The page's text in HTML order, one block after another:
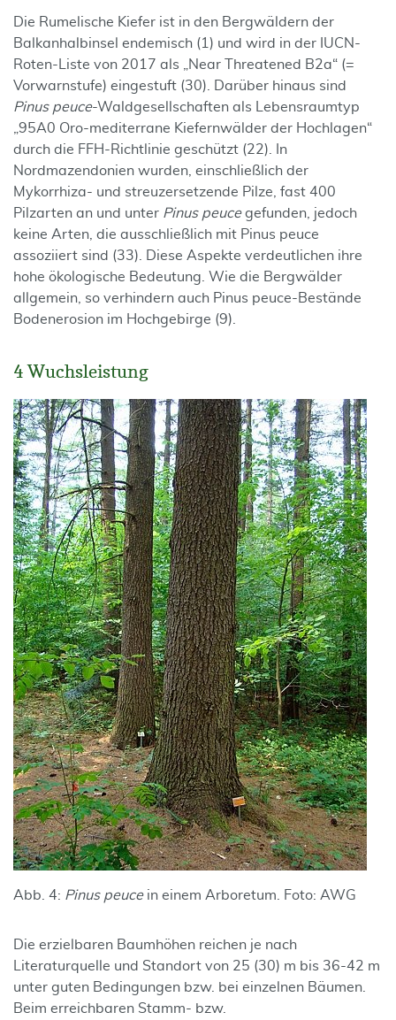
Die Rumelische Kiefer ist in den Bergwäldern der
Balkanhalbinsel endemisch (1) und wird in der IUCN-
Roten-Liste von 2017 als „Near Threatened B2a“ (=
Vorwarnstufe) eingestuft (30). Darüber hinaus sind
Pinus peuce-Waldgesellschaften als Lebensraumtyp
„95A0 Oro-mediterrane Kiefernwälder der Hochlagen“
durch die FFH-Richtlinie geschützt (22). In
Nordmazendonien wurden, einschließlich der
Mykorrhiza- und streuzersetzende Pilze, fast 400
Pilzarten an und unter Pinus peucegefunden, jedoch
keine Arten, die ausschließlich mit Pinus peuce
assoziiert sind (33). Diese Aspekte verdeutlichen ihre
hohe ökologische Bedeutung. Wie die Bergwälder
allgemein, so verhindern auch Pinus peuce-Bestände
Bodenerosion im Hochgebirge (9).
4 Wuchsleistung
Abb. 4: Pinus peucein einem Arboretum. Foto: AWG
Die erzielbaren Baumhöhen reichen je nach
Literaturquelle und Standort von 25 (30) m bis 36-42 m
unter guten Bedingungen bzw. bei einzelnen Bäumen.
Beim erreichbaren Stamm- bzw.